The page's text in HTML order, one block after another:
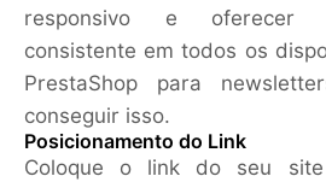
responsivo e oferecer
consistente em todos os
PrestaShop para
conseguir isso.
Posicionamento do Link
Coloque o link do seu